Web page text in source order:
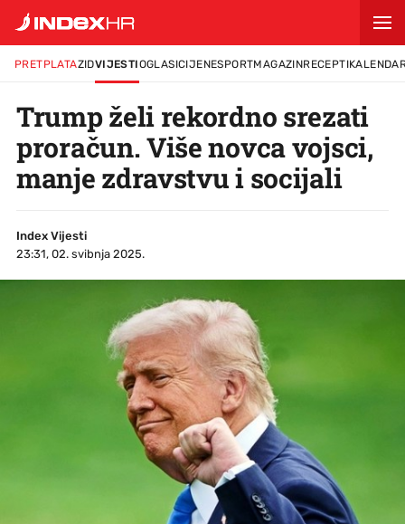
PRETPLATAZIDVIJESTIOGLASICIJENESPORTMAGAZINRECEPTI
Trump želi rekordno srezati
proračun. Više novca vojsci,
manje zdravstvu i socijali
Index Vijesti
23:31, 02. svibnja 2025.